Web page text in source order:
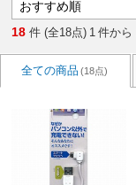
18 件 (全18点) 1 件から
全ての商品 (18点)